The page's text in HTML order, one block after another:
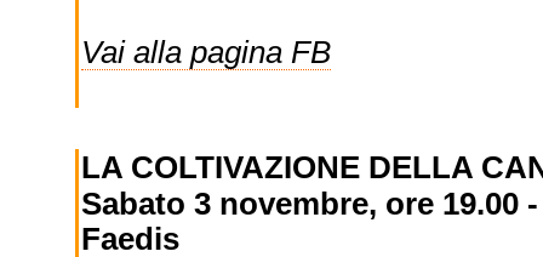
Vai alla pagina FB
LA COLTIVAZIONE DELLA
Sabato 3 novembre, ore 19.00
Faedis